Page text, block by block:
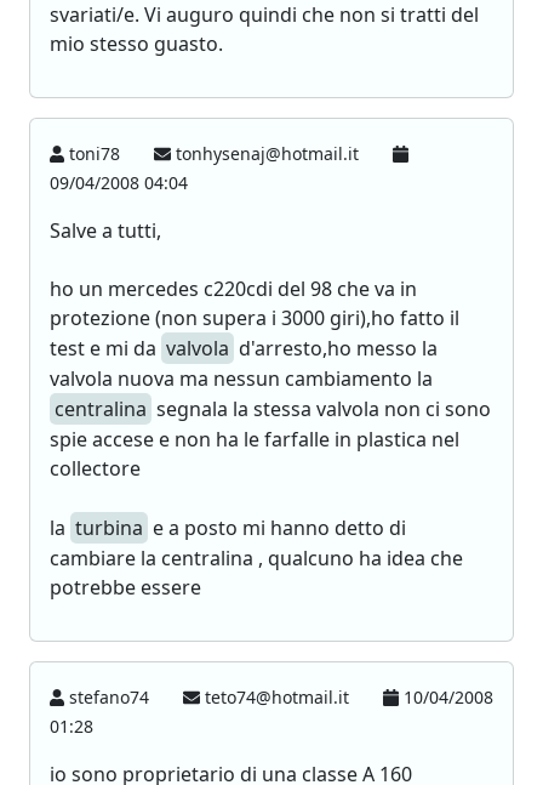
svariati/e. Vi auguro quindi che non si tratti del
mio stesso guasto.
toni78
tonhysenaj@hotmail.it
09/04/2008 04:04
Salve a tutti,
ho un mercedes c220cdi del 98 che va in
protezione (non supera i 3000 giri),ho fatto il
test e mi da valvola d'arresto,ho messo la
valvola nuova ma nessun cambiamento la
centralina segnala la stessa valvola non ci sono
spie accese e non ha le farfalle in plastica nel
collectore
la turbina e a posto mi hanno detto di
cambiare la centralina , qualcuno ha idea che
potrebbe essere
stefano74 teto74@hotmail.it
10/04/2008
01:28
io sono proprietario di una classe A 160